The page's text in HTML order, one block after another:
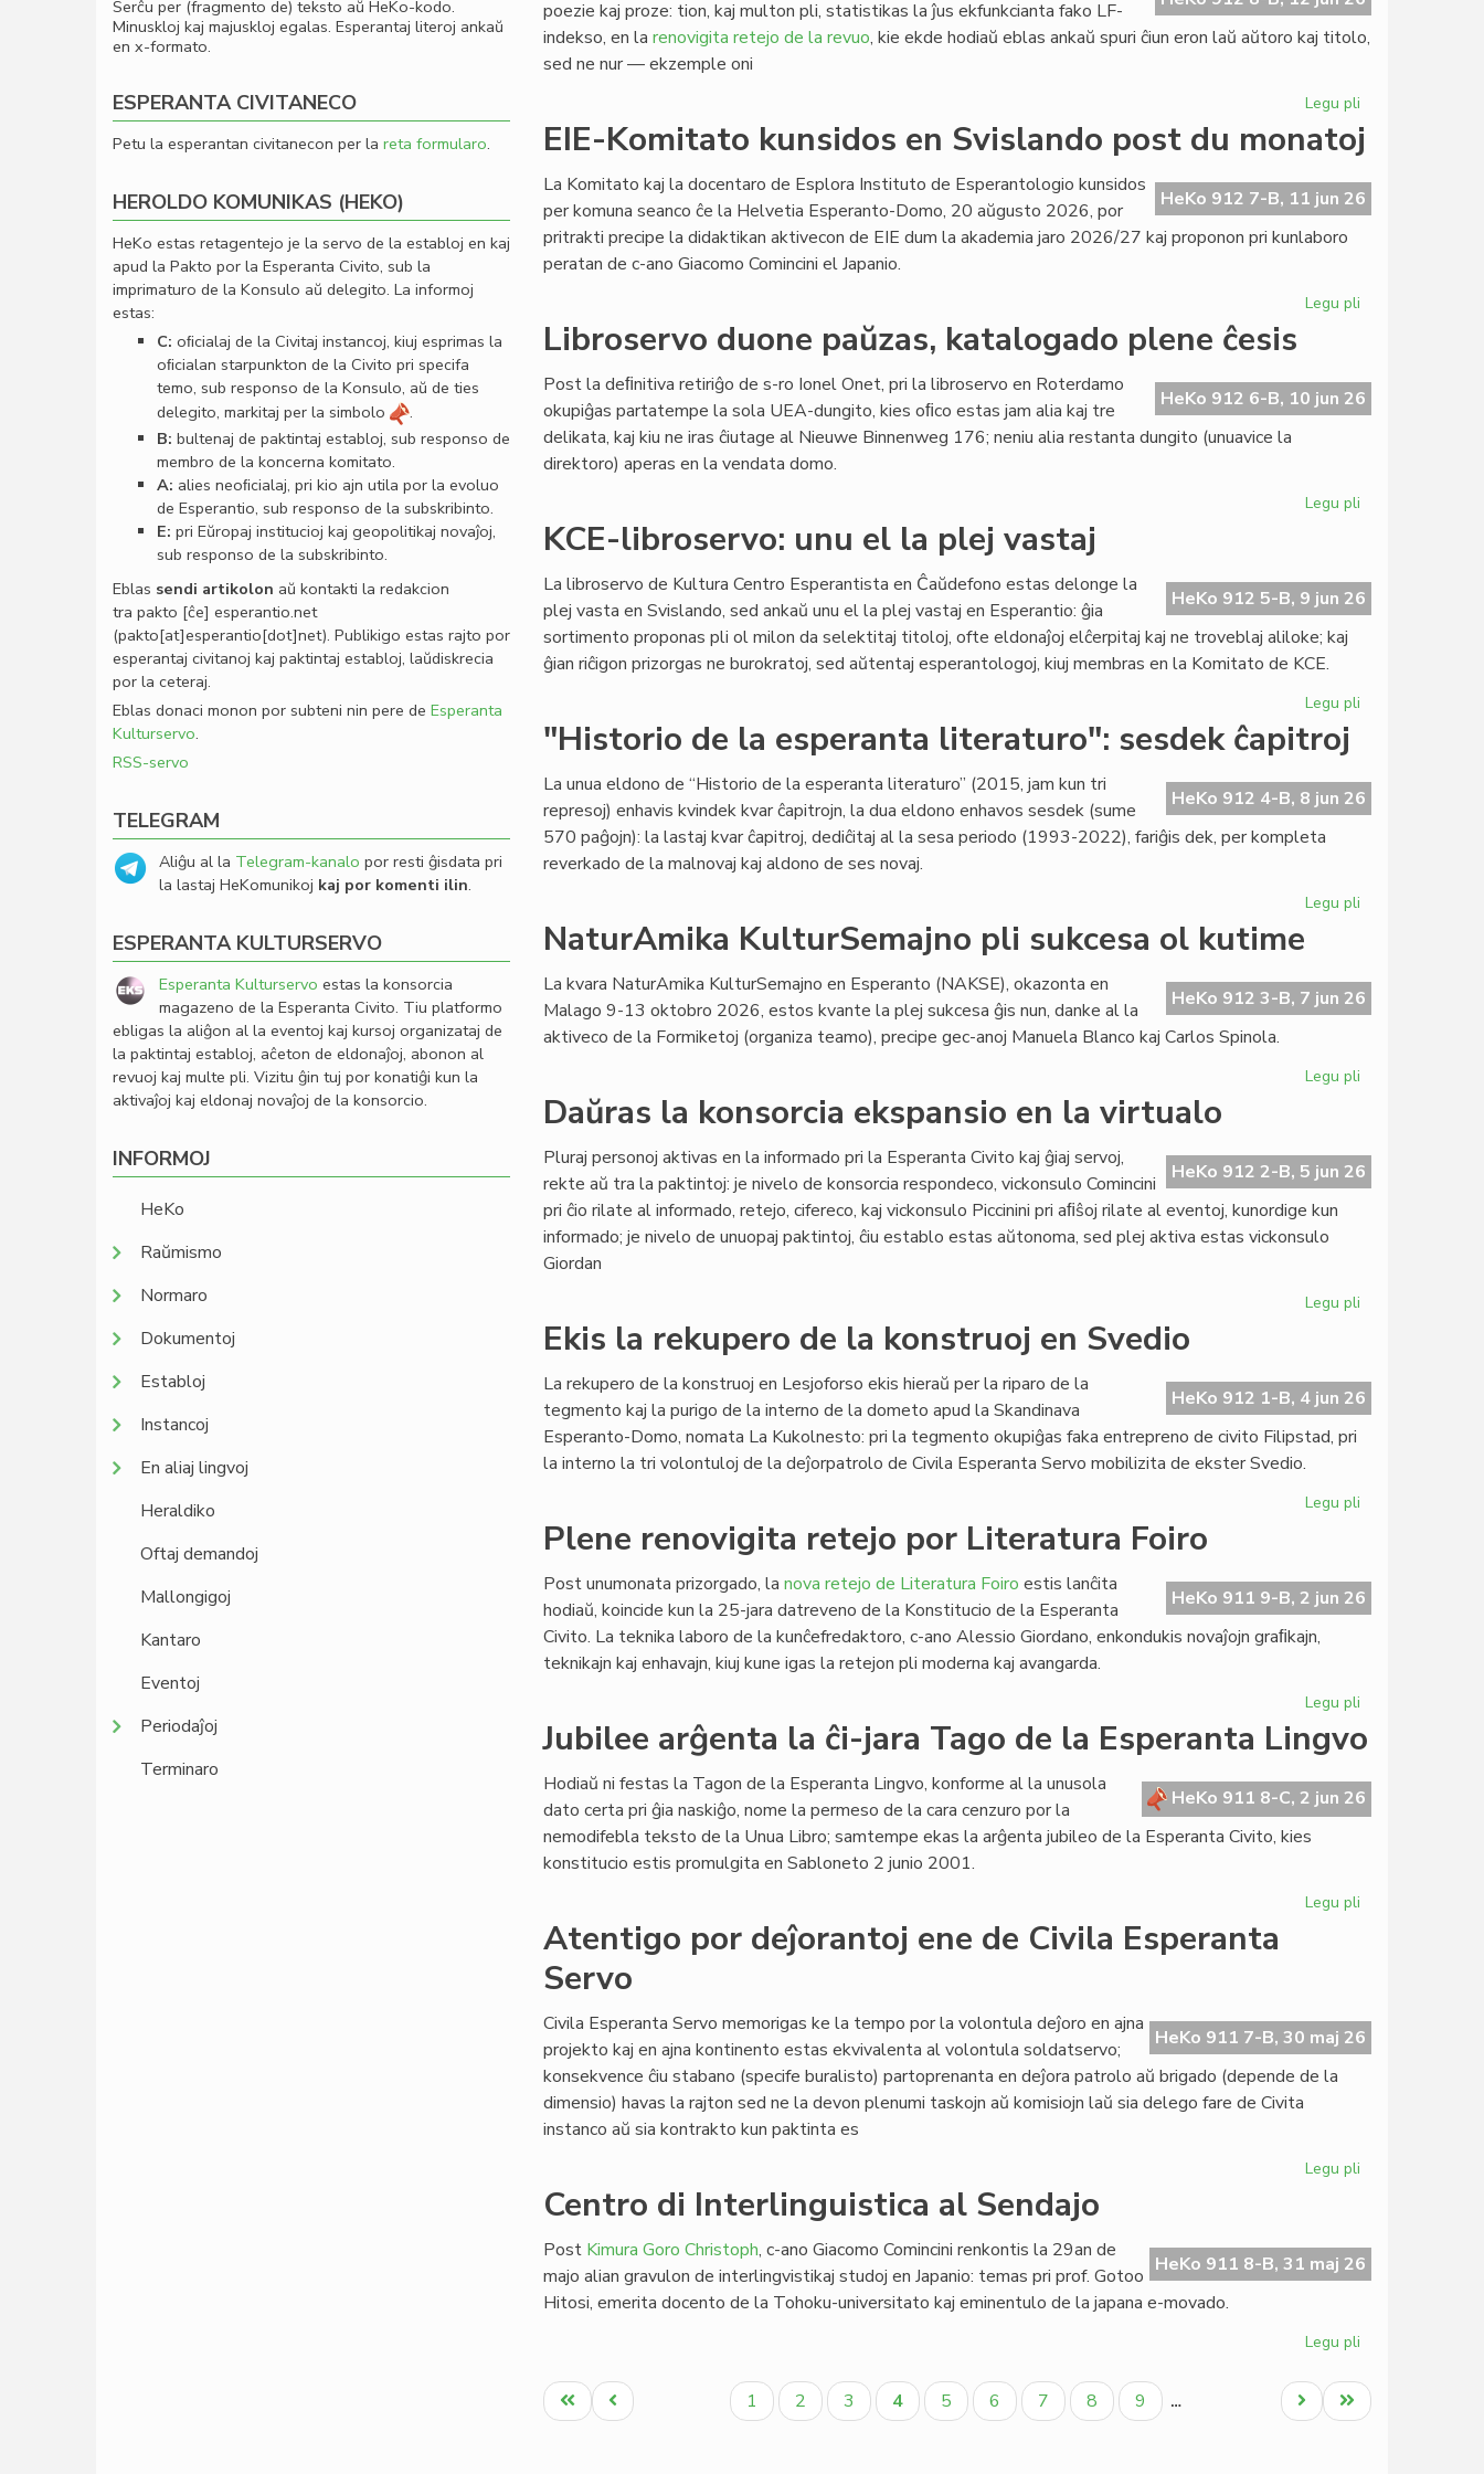
poezie kaj proze: tion, kaj multon pli, statistikas la ĵus ekfunkcianta fako LF-
indekso, en la renovigita retejo de la revuo, kie ekde hodiaŭ eblas ankaŭ spuri ĉiun eron laŭ aŭtoro kaj titolo,
sed ne nur — ekzemple oni
Legu pli
Pli
ol
mil
unuoj
EIE-Komitato kunsidos en Svislando post du monatoj
HeKo 912 7-B, 11 jun 26
La Komitato kaj la docentaro de Esplora Instituto de Esperantologio kunsidos
per komuna seanco ĉe la Helvetia Esperanto-Domo, 20 aŭgusto 2026, por
pritrakti precipe la didaktikan aktivecon de EIE dum la akademia jaro 2026/27 kaj proponon pri kunlaboro
peratan de c-ano Giacomo Comincini el Japanio.
Legu pli
en
Svislando
Libroservo duone paŭzas, katalogado plene ĉesis
HeKo 912 6-B, 10 jun 26
Post la deﬁnitiva retiriĝo de s-ro Ionel Onet, pri la libroservo en Roterdamo
okupiĝas partatempe la sola UEA-dungito, kies oﬁco estas jam alia kaj tre
delikata, kaj kiu ne iras ĉiutage al Nieuwe Binnenweg 176; neniu alia restanta dungito (unuavice la
direktoro) aperas en la vendata domo.
Legu pli
katalogado
plene
KCE-libroservo: unu el la plej vastaj
HeKo 912 5-B, 9 jun 26
La libroservo de Kultura Centro Esperantista en Ĉaŭdefono estas delonge la
plej vasta en Svislando, sed ankaŭ unu el la plej vastaj en Esperantio: ĝia
sortimento proponas pli ol milon da selektitaj titoloj, ofte eldonaĵoj elĉerpitaj kaj ne troveblaj aliloke; kaj
ĝian riĉigon prizorgas ne burokratoj, sed aŭtentaj esperantologoj, kiuj membras en la Komitato de KCE.
Legu pli
el
la
"Historio de la esperanta literaturo": sesdek ĉapitroj
HeKo 912 4-B, 8 jun 26
La unua eldono de “Historio de la esperanta literaturo” (2015, jam kun tri
represoj) enhavis kvindek kvar ĉapitrojn, la dua eldono enhavos sesdek (sume
570 paĝojn): la lastaj kvar ĉapitroj, dediĉitaj al la sesa periodo (1993-2022), fariĝis dek, per kompleta
reverkado de la malnovaj kaj aldono de ses novaj.
Legu pli
esperanta
literaturo":
NaturAmika KulturSemajno pli sukcesa ol kutime
HeKo 912 3-B, 7 jun 26
La kvara NaturAmika KulturSemajno en Esperanto (NAKSE), okazonta en
Malago 9-13 oktobro 2026, estos kvante la plej sukcesa ĝis nun, danke al la
aktiveco de la Formiketoj (organiza teamo), precipe gec-anoj Manuela Blanco kaj Carlos Spinola.
Legu pli
sukcesa
ol
Daŭras la konsorcia ekspansio en la virtualo
HeKo 912 2-B, 5 jun 26
Pluraj personoj aktivas en la informado pri la Esperanta Civito kaj ĝiaj servoj,
rekte aŭ tra la paktintoj: je nivelo de konsorcia respondeco, vickonsulo Comincini
pri ĉio rilate al informado, retejo, cifereco, kaj vickonsulo Piccinini pri aﬁŝoj rilate al eventoj, kunordige kun
informado; je nivelo de unuopaj paktintoj, ĉiu establo estas aŭtonoma, sed plej aktiva estas vickonsulo
Giordan
Legu pli
ekspansio
en
Ekis la rekupero de la konstruoj en Svedio
HeKo 912 1-B, 4 jun 26
La rekupero de la konstruoj en Lesjoforso ekis hieraŭ per la riparo de la
tegmento kaj la purigo de la interno de la dometo apud la Skandinava
Esperanto-Domo, nomata La Kukolnesto: pri la tegmento okupiĝas faka entrepreno de civito Filipstad, pri
la interno la tri volontuloj de la deĵorpatrolo de Civila Esperanta Servo mobilizita de ekster Svedio.
Legu pli
de
la
Plene renovigita retejo por Literatura Foiro
HeKo 911 9-B, 2 jun 26
Post unumonata prizorgado, la nova retejo de Literatura Foiro estis lanĉita
hodiaŭ, koincide kun la 25-jara datreveno de la Konstitucio de la Esperanta
Civito. La teknika laboro de la kunĉefredaktoro, c-ano Alessio Giordano, enkondukis novaĵojn graﬁkajn,
teknikajn kaj enhavajn, kiuj kune igas la retejon pli moderna kaj avangarda.
Legu pli
renovigita
por
Literatura
Jubilee arĝenta la ĉi-jara Tago de la Esperanta Lingvo
HeKo 911 8-C, 2 jun 26
Hodiaŭ ni festas la Tagon de la Esperanta Lingvo, konforme al la unusola
dato certa pri ĝia naskiĝo, nome la permeso de la cara cenzuro por la
nemodifebla teksto de la Unua Libro; samtempe ekas la arĝenta jubileo de la Esperanta Civito, kies
konstitucio estis promulgita en Sabloneto 2 junio 2001.
Legu pli
jara
Tago
Atentigo por deĵorantoj ene de Civila Esperanta
Servo
HeKo 911 7-B, 30 maj 26
Civila Esperanta Servo memorigas ke la tempo por la volontula deĵoro en ajna
projekto kaj en ajna kontinento estas ekvivalenta al volontula soldatservo;
konsekvence ĉiu stabano (specife buralisto) partoprenanta en deĵora patrolo aŭ brigado (depende de la
dimensio) havas la rajton sed ne la devon plenumi taskojn aŭ komisiojn laŭ sia delego fare de Civita
instanco aŭ sia kontrakto kun paktinta es
Legu pli
ene
de
Centro di Interlinguistica al Sendajo
HeKo 911 8-B, 31 maj 26
Post Kimura Goro Christoph, c-ano Giacomo Comincini renkontis la 29an de
majo alian gravulon de interlingvistikaj studoj en Japanio: temas pri prof. Gotoo
Hitosi, emerita docento de la Tohoku-universitato kaj eminentulo de la japana e-movado.
Legu pli
di
Interlinguistica
Pagination
Unua
paĝo
Antaŭa
paĝo
Paĝo
1 Paĝo
2 Paĝo
3
Aktuala
paĝo
4 Paĝo
5 Paĝo
6 Paĝo
7 Paĝo
8 Paĝo
9 …
Last
page
Next
page
Serĉu per (fragmento de) teksto aŭ HeKo-kodo.
Minuskloj kaj majuskloj egalas. Esperantaj literoj ankaŭ
en x-formato.
ESPERANTA CIVITANECO
Petu la esperantan civitanecon per la reta formularo.
HEROLDO KOMUNIKAS (HEKO)
HeKo estas retagentejo je la servo de la establoj en kaj
apud la Pakto por la Esperanta Civito, sub la
imprimaturo de la Konsulo aŭ delegito. La informoj
estas:
C: oﬁcialaj de la Civitaj instancoj, kiuj esprimas la
oﬁcialan starpunkton de la Civito pri specifa
temo, sub responso de la Konsulo, aŭ de ties
delegito, markitaj per la simbolo
.
B: bultenaj de paktintaj establoj, sub responso de
membro de la koncerna komitato.
A: alies neoﬁcialaj, pri kio ajn utila por la evoluo
de Esperantio, sub responso de la subskribinto.
E: pri Eŭropaj institucioj kaj geopolitikaj novaĵoj,
sub responso de la subskribinto.
Eblas sendi artikolon aŭ kontakti la redakcion
tra pakto [ĉe] esperantio.net
(pakto[at]esperantio[dot]net). Publikigo estas rajto por
esperantaj civitanoj kaj paktintaj establoj, laŭdiskrecia
por la ceteraj.
Eblas donaci monon por subteni nin pere de Esperanta
Kulturservo.
RSS-servo
TELEGRAM
Aliĝu al la Telegram-kanalo por resti ĝisdata pri
la lastaj HeKomunikoj kaj por komenti ilin.
ESPERANTA KULTURSERVO
Esperanta Kulturservo estas la konsorcia
magazeno de la Esperanta Civito. Tiu platformo
ebligas la aliĝon al la eventoj kaj kursoj organizataj de
la paktintaj establoj, aĉeton de eldonaĵoj, abonon al
revuoj kaj multe pli. Vizitu ĝin tuj por konatiĝi kun la
aktivaĵoj kaj eldonaj novaĵoj de la konsorcio.
INFORMOJ
HeKo
Raŭmismo
Normaro
Dokumentoj
Establoj
Instancoj
En aliaj lingvoj
Heraldiko
Oftaj demandoj
Mallongigoj
Kantaro
Eventoj
Periodaĵoj
Terminaro